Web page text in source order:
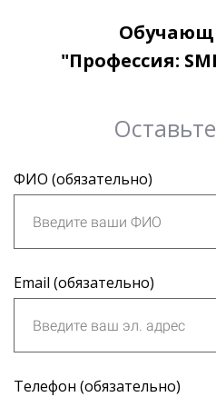
"Профессия:
ФИО (обязательно)
Email (обязательно)
Телефон (обязательно)